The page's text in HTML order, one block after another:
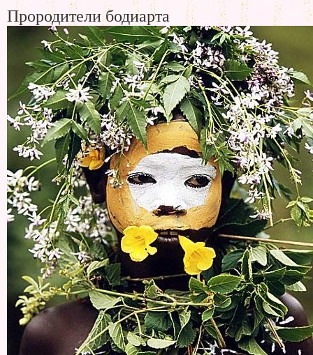
Прородители бодиарта